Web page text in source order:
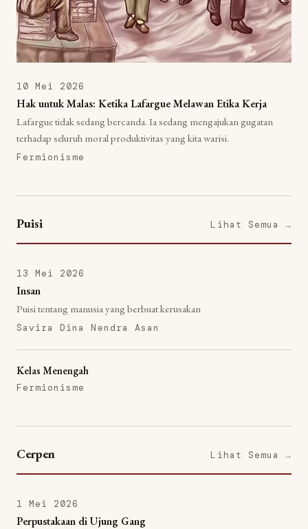
10 Mei 2026
Hak untuk Malas: Ketika Lafargue Melawan Etika Kerja
Lafargue tidak sedang bercanda. Ia sedang mengajukan gugatan
terhadap seluruh moral produktivitas yang kita warisi.
Fermionisme
Puisi Lihat Semua →
13 Mei 2026
Insan
Puisi tentang manusia yang berbuat kerusakan
Savira Dina Nendra Asan
Kelas Menengah
Fermionisme
Cerpen Lihat Semua →
1 Mei 2026
Perpustakaan di Ujung Gang